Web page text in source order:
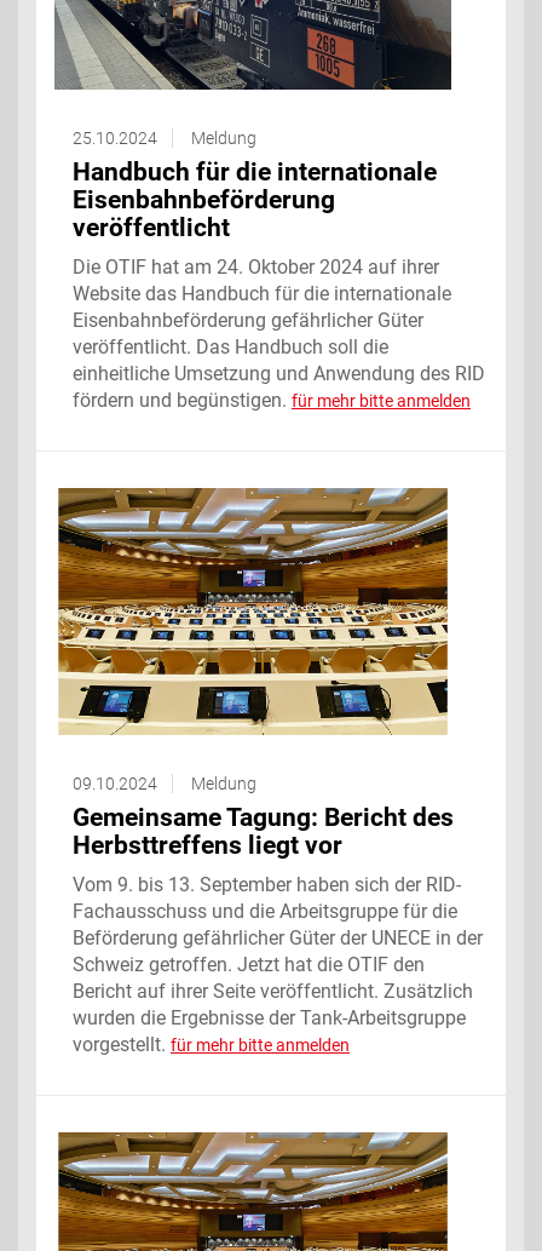
25.10.2024 Meldung
Handbuch für die internationale
Eisenbahnbeförderung
veröffentlicht
Die OTIF hat am 24. Oktober 2024 auf ihrer
Website das Handbuch für die internationale
Eisenbahnbeförderung gefährlicher Güter
veröffentlicht. Das Handbuch soll die
einheitliche Umsetzung und Anwendung des RID
fördern und begünstigen. für mehr bitte anmelden
09.10.2024 Meldung
Gemeinsame Tagung: Bericht des
Herbsttreffens liegt vor
Vom 9. bis 13. September haben sich der RID-
Fachausschuss und die Arbeitsgruppe für die
Beförderung gefährlicher Güter der UNECE in der
Schweiz getroffen. Jetzt hat die OTIF den
Bericht auf ihrer Seite veröffentlicht. Zusätzlich
wurden die Ergebnisse der Tank-Arbeitsgruppe
vorgestellt. für mehr bitte anmelden